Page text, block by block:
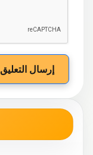
إرسال التعليق